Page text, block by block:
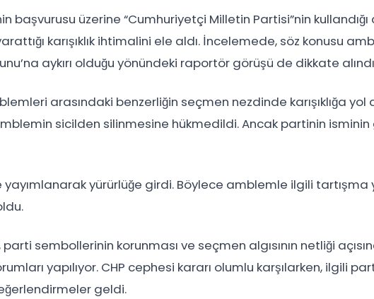
başvurusu üzerine “Cumhuriyetçi Milletin Partisi”nin
karışıklık ihtimalini ele aldı. İncelemede, söz konusu
aykırı olduğu yönündeki raportör görüşü de dikkate
arasındaki benzerliğin seçmen nezdinde karışıklığa
sicilden silinmesine hükmedildi. Ancak partinin isminin
yayımlanarak yürürlüğe girdi. Böylece amblemle ilgili tartışma
sembollerinin korunması ve seçmen algısının netliği
yapılıyor. CHP cephesi kararı olumlu karşılarken, ilgili
geldi.